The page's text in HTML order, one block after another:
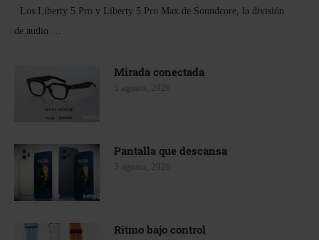
Los Liberty 5 Pro y Liberty 5 Pro Max de Soundcore, la división
de audio …
Mirada conectada
5 agosto, 2026
Pantalla que descansa
5 agosto, 2026
Ritmo bajo control